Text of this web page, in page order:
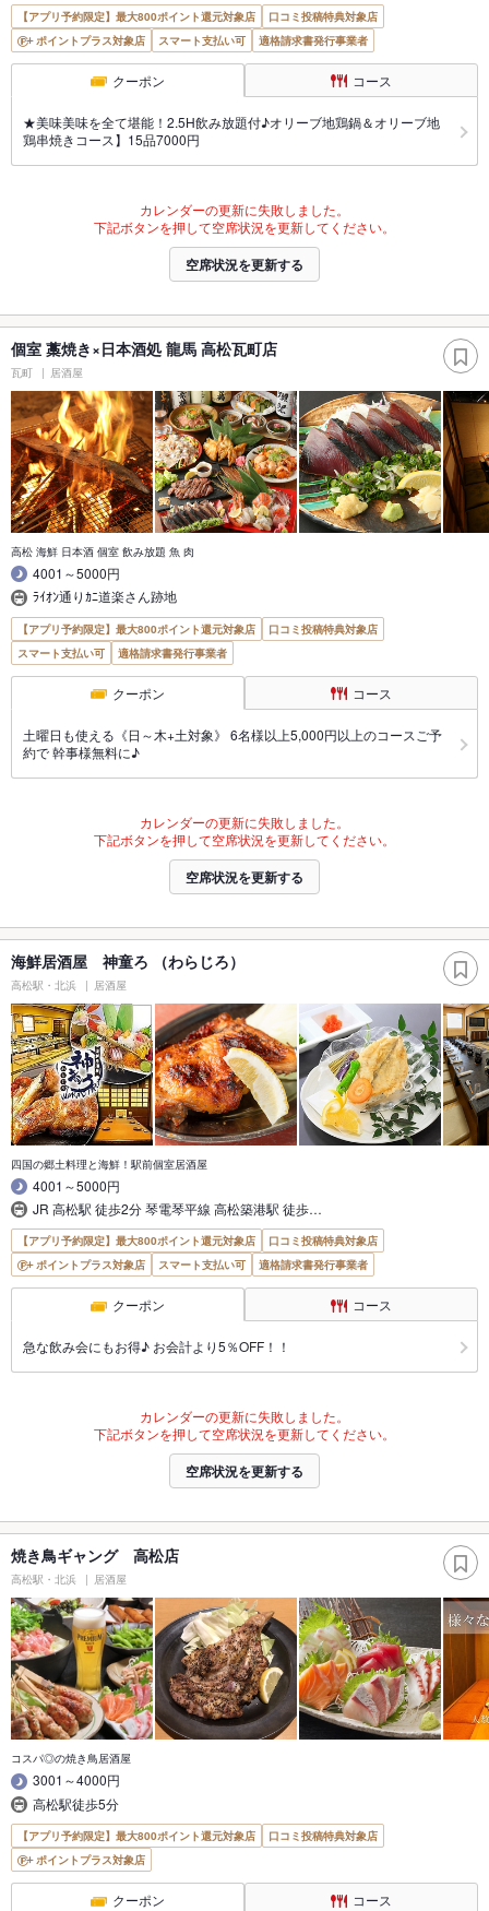
【アプリ予約限定】最大800ポイント還元対象店
口コミ投稿特典対象店
ポイントプラス対象店
スマート支払い可 適格請求書発行事業者
クーポン コース
★美味美味を全て堪能！2.5H飲み放題付♪オリーブ地鶏鍋＆オリーブ地
鶏串焼きコース】15品7000円
カレンダーの更新に失敗しました。
下記ボタンを押して空席状況を更新してください。
空席状況を更新する
個室 藁焼き×日本酒処 龍馬 高松瓦町店
瓦町 居酒屋
高松 海鮮 日本酒 個室 飲み放題 魚 肉
4001～5000円
ﾗｲｵﾝ通りｶﾆ道楽さん跡地
【アプリ予約限定】最大800ポイント還元対象店
口コミ投稿特典対象店
スマート支払い可
適格請求書発行事業者
クーポン コース
土曜日も使える《日～木+土対象》 6名様以上5,000円以上のコースご予
約で 幹事様無料に♪
カレンダーの更新に失敗しました。
下記ボタンを押して空席状況を更新してください。
空席状況を更新する
海鮮居酒屋 神童ろ （わらじろ）
高松駅・北浜 居酒屋
四国の郷土料理と海鮮！駅前個室居酒屋
4001～5000円
JR 高松駅 徒歩2分 琴電琴平線 高松築港駅 徒歩…
【アプリ予約限定】最大800ポイント還元対象店
口コミ投稿特典対象店
ポイントプラス対象店
スマート支払い可 適格請求書発行事業者
クーポン コース
急な飲み会にもお得♪ お会計より5％OFF！！
カレンダーの更新に失敗しました。
下記ボタンを押して空席状況を更新してください。
空席状況を更新する
焼き鳥ギャング 高松店
高松駅・北浜 居酒屋
コスパ◎の焼き鳥居酒屋
3001～4000円
高松駅徒歩5分
【アプリ予約限定】最大800ポイント還元対象店
口コミ投稿特典対象店
ポイントプラス対象店
クーポン コース